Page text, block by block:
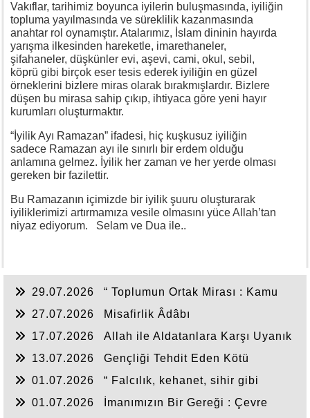
Vakıflar, tarihimiz boyunca iyilerin buluşmasında, iyiliğin
topluma yayılmasında ve süreklilik kazanmasında
anahtar rol oynamıştır. Atalarımız, İslam dininin hayırda
yarışma ilkesinden hareketle, imarethaneler,
şifahaneler, düşkünler evi, aşevi, cami, okul, sebil,
köprü gibi birçok eser tesis ederek iyiliğin en güzel
örneklerini bizlere miras olarak bırakmışlardır. Bizlere
düşen bu mirasa sahip çıkıp, ihtiyaca göre yeni hayır
kurumları oluşturmaktır.
“İyilik Ayı Ramazan” ifadesi, hiç kuşkusuz iyiliğin
sadece Ramazan ayı ile sınırlı bir erdem olduğu
anlamına gelmez. İyilik her zaman ve her yerde olması
gereken bir fazilettir.
Bu Ramazanın içimizde bir iyilik şuuru oluşturarak
iyiliklerimizi artırmamıza vesile olmasını yüce Allah’tan
niyaz ediyorum. Selam ve Dua ile..
29.07.2026
“ Toplumun Ortak Mirası : Kamu
27.07.2026
Misafirlik Âdâbı
17.07.2026
Allah ile Aldatanlara Karşı Uyanık
13.07.2026
Gençliği Tehdit Eden Kötü
01.07.2026
“ Falcılık, kehanet, sihir gibi
01.07.2026
İmanımızın Bir Gereği : Çevre